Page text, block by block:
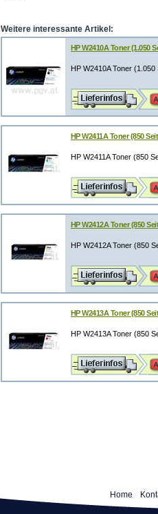
Weitere interessante Artikel:
HP W2410A Toner (1.050
HP W2410A Toner
HP W2411A Toner (850
HP W2411A Toner (850
HP W2412A Toner (850
HP W2412A Toner (850
HP W2413A Toner (850
HP W2413A Toner (850
Home